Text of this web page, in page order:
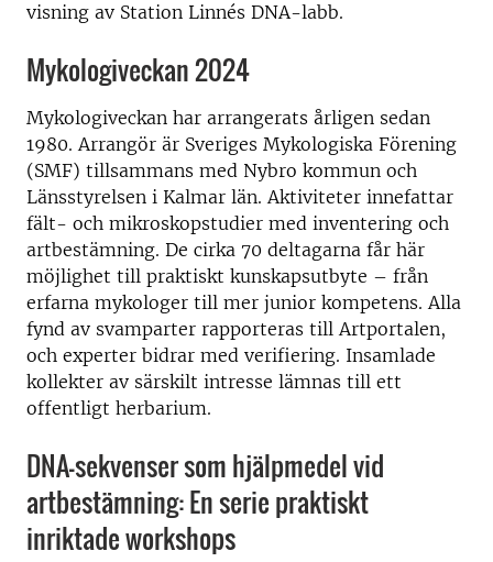
visning av Station Linnés DNA-labb.
Mykologiveckan 2024
Mykologiveckan har arrangerats årligen sedan
1980. Arrangör är Sveriges Mykologiska Förening
(SMF) tillsammans med Nybro kommun och
Länsstyrelsen i Kalmar län. Aktiviteter innefattar
fält- och mikroskopstudier med inventering och
artbestämning. De cirka 70 deltagarna får här
möjlighet till praktiskt kunskapsutbyte – från
erfarna mykologer till mer junior kompetens. Alla
fynd av svamparter rapporteras till Artportalen,
och experter bidrar med verifiering. Insamlade
kollekter av särskilt intresse lämnas till ett
offentligt herbarium.
DNA-sekvenser som hjälpmedel vid
artbestämning: En serie praktiskt
inriktade workshops